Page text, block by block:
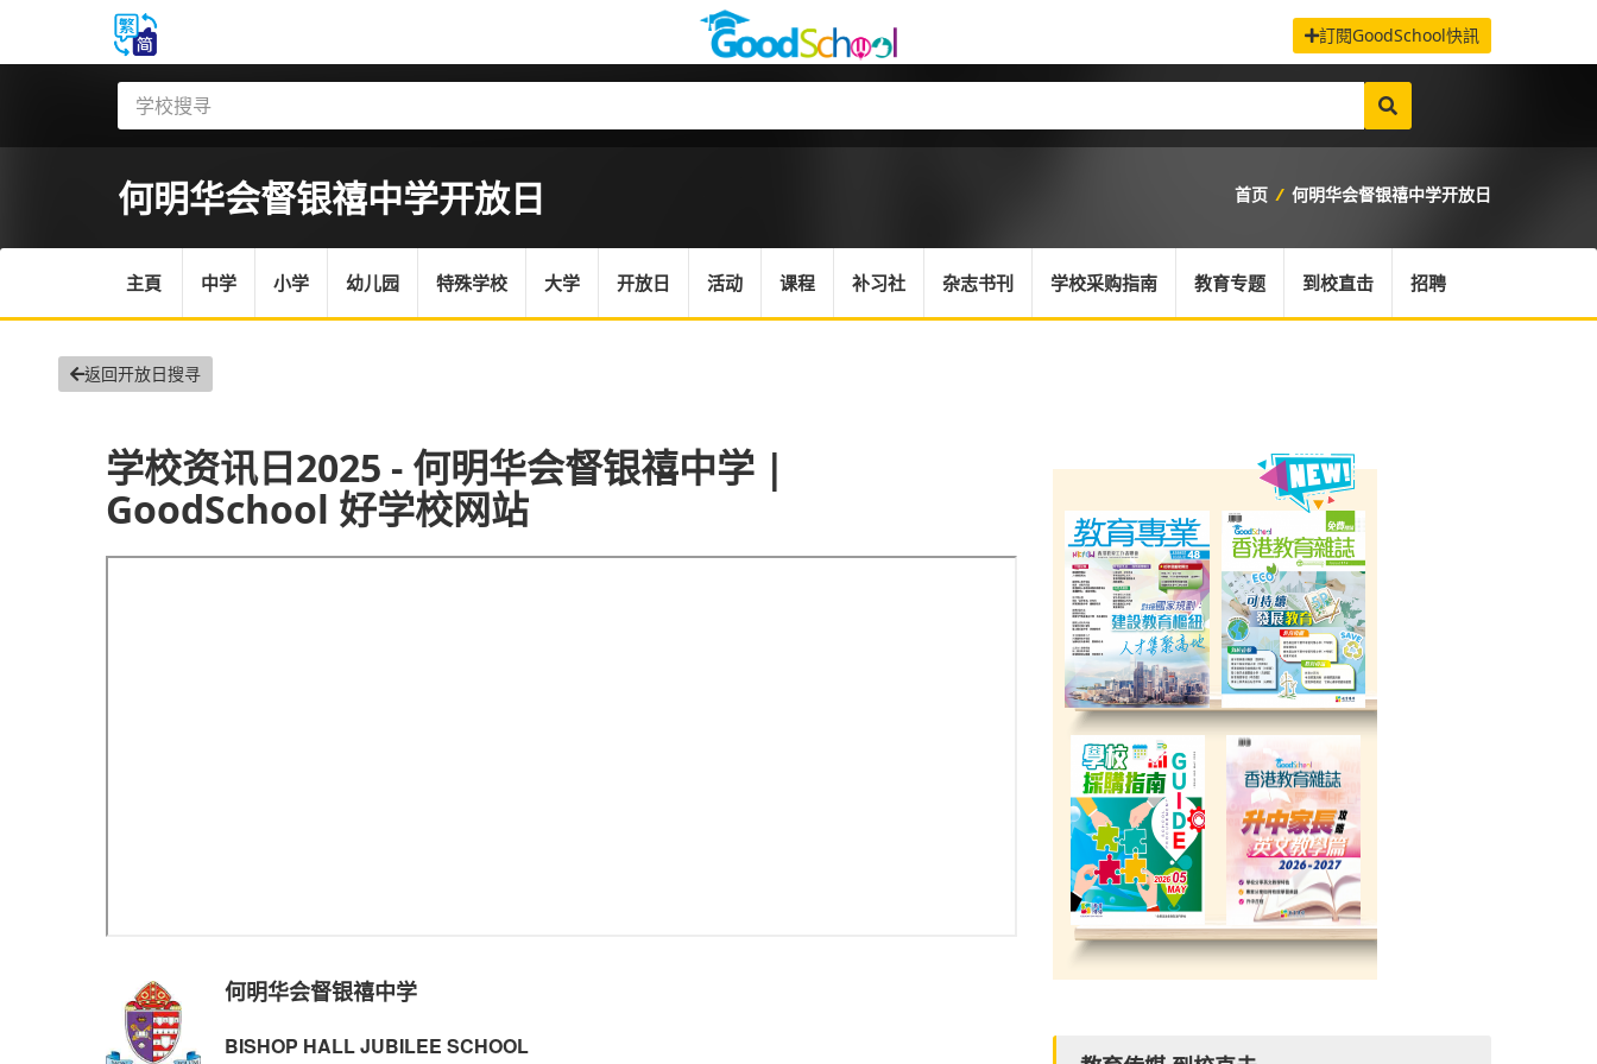
訂閱GoodSchool快訊
何明华会督银禧中学开放日 首页 / 何明华会督银禧中学开放日
主頁 中学 小学 幼儿园 特殊学校 大学 开放日 活动 课程 补习社 杂志书刊 学校采购指南 教育专题 到校直击 招聘
返回开放日搜寻
学校资讯日2025 - 何明华会督银禧中学 |
GoodSchool 好学校网站
何明华会督银禧中学
BISHOP HALL JUBILEE SCHOOL